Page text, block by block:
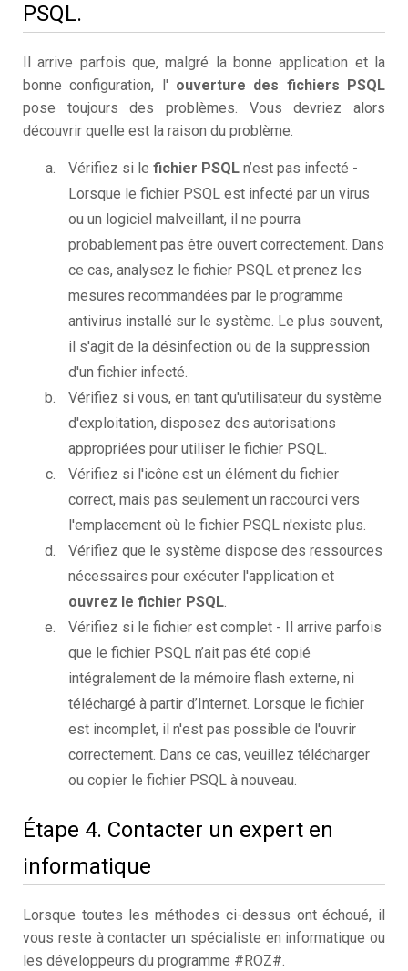
PSQL.
Il arrive parfois que, malgré la bonne application et la
bonne configuration, l' ouverture des fichiers PSQL
pose toujours des problèmes. Vous devriez alors
découvrir quelle est la raison du problème.
Vérifiez si le fichier PSQL n’est pas infecté -
Lorsque le fichier PSQL est infecté par un virus
ou un logiciel malveillant, il ne pourra
probablement pas être ouvert correctement. Dans
ce cas, analysez le fichier PSQL et prenez les
mesures recommandées par le programme
antivirus installé sur le système. Le plus souvent,
il s'agit de la désinfection ou de la suppression
d'un fichier infecté.
Vérifiez si vous, en tant qu'utilisateur du système
d'exploitation, disposez des autorisations
appropriées pour utiliser le fichier PSQL.
Vérifiez si l'icône est un élément du fichier
correct, mais pas seulement un raccourci vers
l'emplacement où le fichier PSQL n'existe plus.
Vérifiez que le système dispose des ressources
nécessaires pour exécuter l'application et
ouvrez le fichier PSQL.
Vérifiez si le fichier est complet - Il arrive parfois
que le fichier PSQL n’ait pas été copié
intégralement de la mémoire flash externe, ni
téléchargé à partir d’Internet. Lorsque le fichier
est incomplet, il n'est pas possible de l'ouvrir
correctement. Dans ce cas, veuillez télécharger
ou copier le fichier PSQL à nouveau.
Étape 4. Contacter un expert en
informatique
Lorsque toutes les méthodes ci-dessus ont échoué, il
vous reste à contacter un spécialiste en informatique ou
les développeurs du programme #ROZ#.